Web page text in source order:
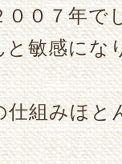
０７年で
敏感にな
仕組みほと